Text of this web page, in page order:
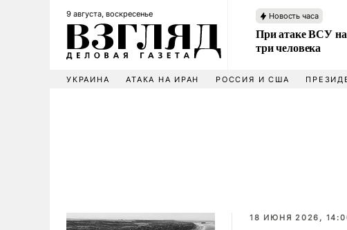
9 августа, воскресенье Новость часа
При атаке ВСУ на
три человека
УКРАИНА АТАКА НА ИРАН РОССИЯ И США
18 ИЮНЯ 2026,